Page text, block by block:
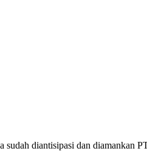
diantisipasi dan diamankan